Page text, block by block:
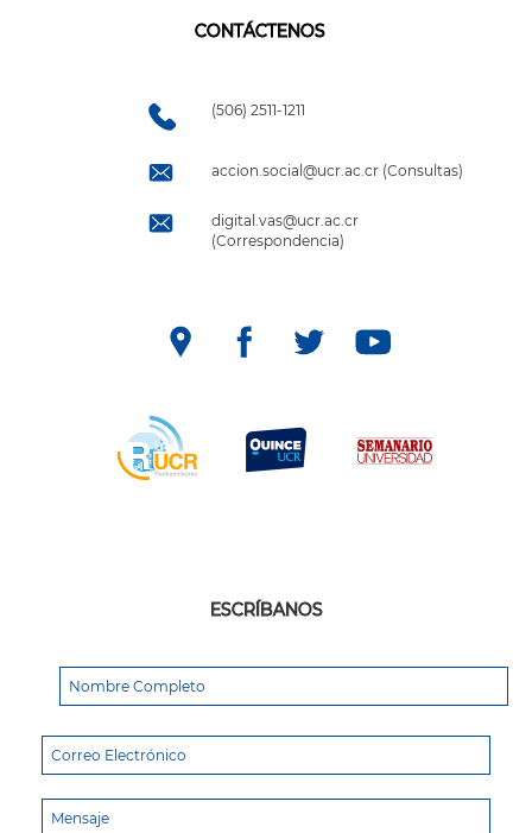
CONTÁCTENOS
(506) 2511-1211
accion.social@ucr.ac.cr (Consultas)
digital.vas@ucr.ac.cr
(Correspondencia)
ESCRÍBANOS